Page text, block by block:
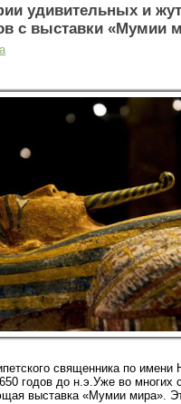
удивительных и
с выставки «Мумии
священника по
годов до н.э.Уже во многих
выставка «Мумии мира».